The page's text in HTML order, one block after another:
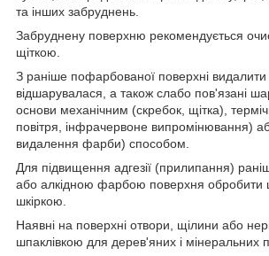
та інших забруднень.
Забруднену поверхню рекомендується
щіткою.
З раніше пофарбованої поверхні
відшарувалася, а також слабо пов'язані
основи механічним (скребок, щітка),
повітря, інфрачервоне випромінювання)
видалення фарби) способом.
Для підвищення адгезії (прилипання)
або алкідною фарбою поверхня обробити
шкіркою.
Наявні на поверхні отвори, щілини або
шпаклівкою для дерев'яних і мінеральних